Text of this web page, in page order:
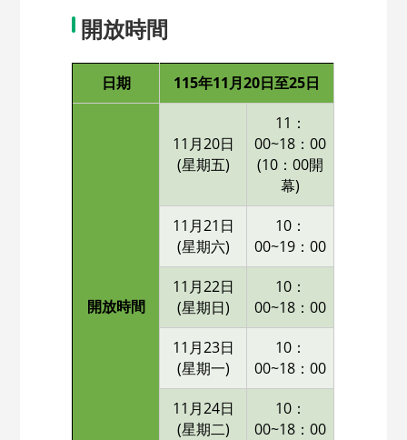
開放時間
日期 115年11月20日至25日
開放時間
11月20日
(星期五)
11：
00~18：00
(10：00開
幕)
11月21日
(星期六)
10：
00~19：00
11月22日
(星期日)
10：
00~18：00
11月23日
(星期一)
10：
00~18：00
11月24日
(星期二)
10：
00~18：00